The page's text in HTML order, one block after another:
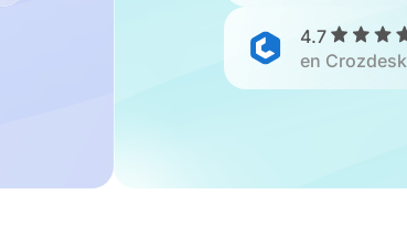
4.7
en Crozdesk